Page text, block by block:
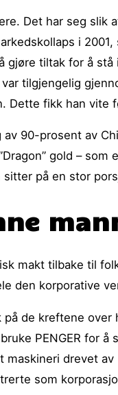
Det har seg
i
gjøre tiltak for å
tilgjengelig
Dette fikk han vite
90-prosent av
gold –
sitter på en stor
makt tilbake til
den korporative
de kreftene
PENGER for
drevet
som